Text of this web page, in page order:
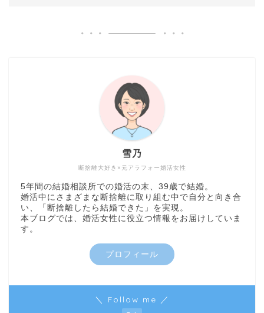
断捨離大好き×元アラフォー婚活女性
雪乃
5年間の結婚相談所での婚活の末、39歳で結婚。
婚活中にさまざまな断捨離に取り組む中で自分と向き合
い、「断捨離したら結婚できた」を実現。
本ブログでは、婚活女性に役立つ情報をお届けしていま
す。
プロフィール
＼ Follow me ／